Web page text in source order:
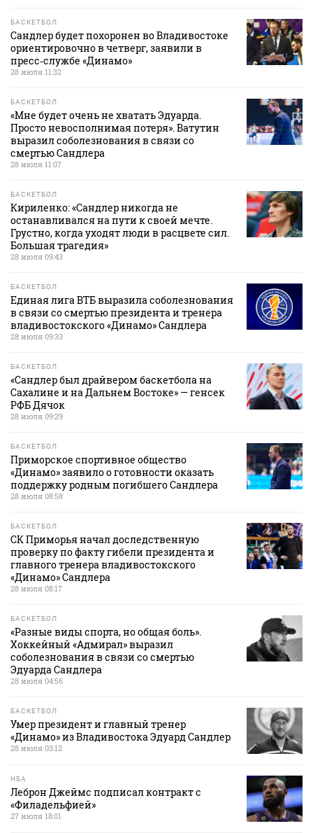
БАСКЕТБОЛ
Сандлер будет похоронен во Владивостоке
ориентировочно в четверг, заявили в
пресс‑службе «Динамо»
28 июля 11:32
БАСКЕТБОЛ
«Мне будет очень не хватать Эдуарда.
Просто невосполнимая потеря». Ватутин
выразил соболезнования в связи со
смертью Сандлера
28 июля 11:07
БАСКЕТБОЛ
Кириленко: «Сандлер никогда не
останавливался на пути к своей мечте.
Грустно, когда уходят люди в расцвете сил.
Большая трагедия»
28 июля 09:43
БАСКЕТБОЛ
Единая лига ВТБ выразила соболезнования
в связи со смертью президента и тренера
владивостокского «Динамо» Сандлера
28 июля 09:33
БАСКЕТБОЛ
«Сандлер был драйвером баскетбола на
Сахалине и на Дальнем Востоке» — генсек
РФБ Дячок
28 июля 09:29
БАСКЕТБОЛ
Приморское спортивное общество
«Динамо» заявило о готовности оказать
поддержку родным погибшего Сандлера
28 июля 08:58
БАСКЕТБОЛ
СК Приморья начал доследственную
проверку по факту гибели президента и
главного тренера владивостокского
«Динамо» Сандлера
28 июля 08:17
БАСКЕТБОЛ
«Разные виды спорта, но общая боль».
Хоккейный «Адмирал» выразил
соболезнования в связи со смертью
Эдуарда Сандлера
28 июля 04:56
БАСКЕТБОЛ
Умер президент и главный тренер
«Динамо» из Владивостока Эдуард Сандлер
28 июля 03:12
НБА
Леброн Джеймс подписал контракт с
«Филадельфией»
27 июля 18:01